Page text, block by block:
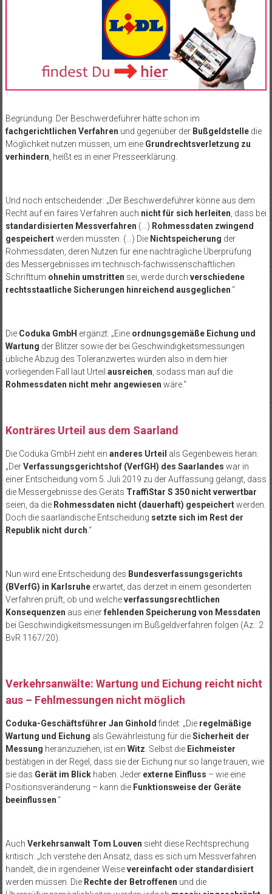
Begründung: Der Beschwerdeführer hätte schon im
fachgerichtlichen Verfahren und gegenüber der Bußgeldstelledie
Möglichkeit nutzen müssen, um eine Grundrechtsverletzung zu
verhindern , heißt es in einer Presseerklärung.
Und noch entscheidender: „Der Beschwerdeführer könne aus dem
Recht auf ein faires Verfahren auch nicht für sich herleiten , dass bei
standardisierten Messverfahren (…) Rohmessdaten zwingend
gespeichertwerden müssten. (…) Die Nichtspeicherung der
Rohmessdaten, deren Nutzen für eine nachträgliche Überprüfung
des Messergebnisses im technisch-fachwissenschaftlichen
Schrifttum ohnehin umstritten sei, werde durch verschiedene
rechtsstaatliche Sicherungen hinreichend ausgeglichen .“
Die Coduka GmbH ergänzt: „Eine ordnungsgemäße Eichung und
Wartung der Blitzer sowie der bei Geschwindigkeitsmessungen
übliche Abzug des Toleranzwertes würden also in dem hier
vorliegenden Fall laut Urteil ausreichen , sodass man auf die
Rohmessdaten nicht mehr angewiesen wäre.“
Konträres Urteil aus dem Saarland
Die Coduka GmbH zieht ein anderes Urteil als Gegenbeweis heran:
„DerVerfassungsgerichtshof (VerfGH) des Saarlandes war in
einer Entscheidung vom 5. Juli 2019 zu der Auffassung gelangt, dass
die Messergebnisse des Geräts TraffiStar S 350 nicht verwertbar
seien, da die Rohmessdaten nicht (dauerhaft) gespeichertwerden.
Doch die saarländische Entscheidung setzte sich im Rest der
Republik nicht durch .“
Nun wird eine Entscheidung des Bundesverfassungsgerichts
(BVerfG) in Karlsruheerwartet, das derzeit in einem gesonderten
Verfahren prüft, ob und welcheverfassungsrechtlichen
Konsequenzen aus einerfehlenden Speicherung von Messdaten
bei Geschwindigkeitsmessungen im Bußgeldverfahren folgen (Az.: 2
BvR 1167/20).
Verkehrsanwälte: Wartung und Eichung reicht nicht
aus – Fehlmessungen nicht möglich
Coduka-Geschäftsführer Jan Ginhold findet: „Die regelmäßige
Wartung und Eichung als Gewährleistung für dieSicherheit der
Messung heranzuziehen, ist ein Witz . Selbst die Eichmeister
bestätigen in der Regel, dass sie der Eichung nur so lange trauen, wie
sie das Gerät im Blickhaben. Jeder externe Einfluss – wie eine
Positionsveränderung – kann die Funktionsweise der Geräte
beeinflussen .“
Auch Verkehrsanwalt Tom Louven sieht diese Rechtsprechung
kritisch: „Ich verstehe den Ansatz, dass es sich um Messverfahren
handelt, die in irgendeiner Weisevereinfacht oder standardisiert
werden müssen. Die Rechte der Betroffenen und die